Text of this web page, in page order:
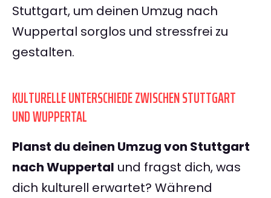
Stuttgart, um deinen Umzug nach
Wuppertal sorglos und stressfrei zu
gestalten.
KULTURELLE UNTERSCHIEDE ZWISCHEN STUTTGART
UND WUPPERTAL
Planst du deinen Umzug von Stuttgart
nach Wuppertal und fragst dich, was
dich kulturell erwartet? Während